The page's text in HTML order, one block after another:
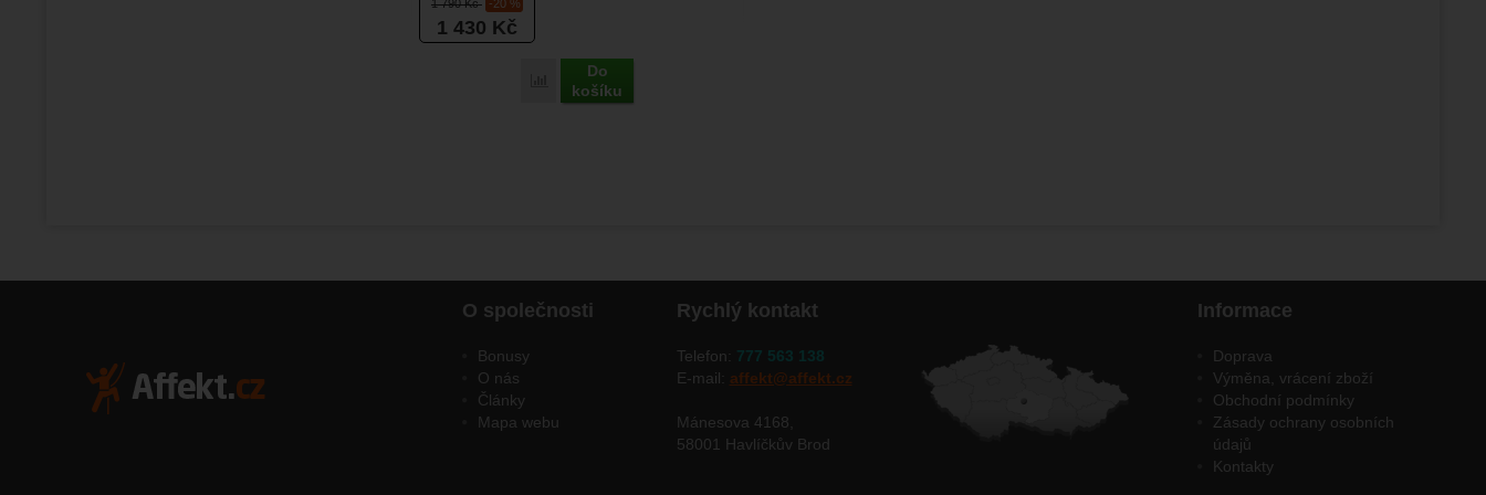
1 790Kč -20 %
1 430 Kč
Přidat 'GSI Rakau Steak Knives' k porovnání
Do
košíku
O společnosti
Bonusy
O nás
Články
Mapa webu
Rychlý kontakt
Telefon: 777 563 138
E-mail: affekt@affekt.cz
Mánesova 4168,
58001 Havlíčkův Brod
Informace
Doprava
Výměna, vrácení zboží
Obchodní podmínky
Zásady ochrany osobních
údajů
Kontakty